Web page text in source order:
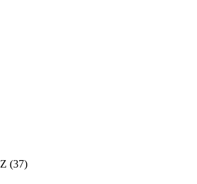
(37)